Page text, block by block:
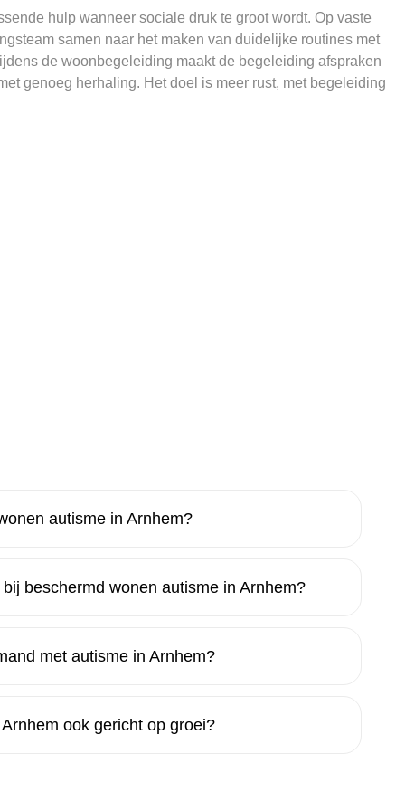
hulp wanneer sociale druk te groot wordt. Op vaste
samen naar het maken van duidelijke routines met
de woonbegeleiding maakt de begeleiding afspraken
genoeg herhaling. Het doel is meer rust, met begeleiding
autisme in Arnhem?
beschermd wonen autisme in Arnhem?
met autisme in Arnhem?
ook gericht op groei?